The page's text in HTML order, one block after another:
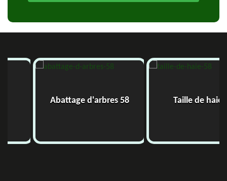
Abattage d'arbres 58 Taille de haie